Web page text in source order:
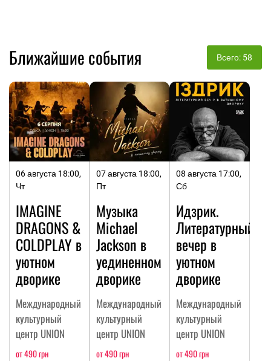
Ближайшие события Всего: 58
06 августа 18:00,
Чт
IMAGINE
DRAGONS &
COLDPLAY в
уютном
дворике
Международный
культурный
центр UNION
от 490 грн
07 августа 18:00,
Пт
Музыка
Michael
Jackson в
уединенном
дворике
Международный
культурный
центр UNION
от 490 грн
08 августа 17:00,
Сб
Идзрик.
Литературный
вечер в
уютном
дворике
Международный
культурный
центр UNION
от 490 грн